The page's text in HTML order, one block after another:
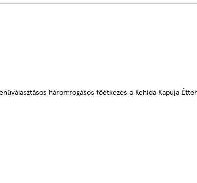
háromfogásos főétkezés a Kehida Kapuja